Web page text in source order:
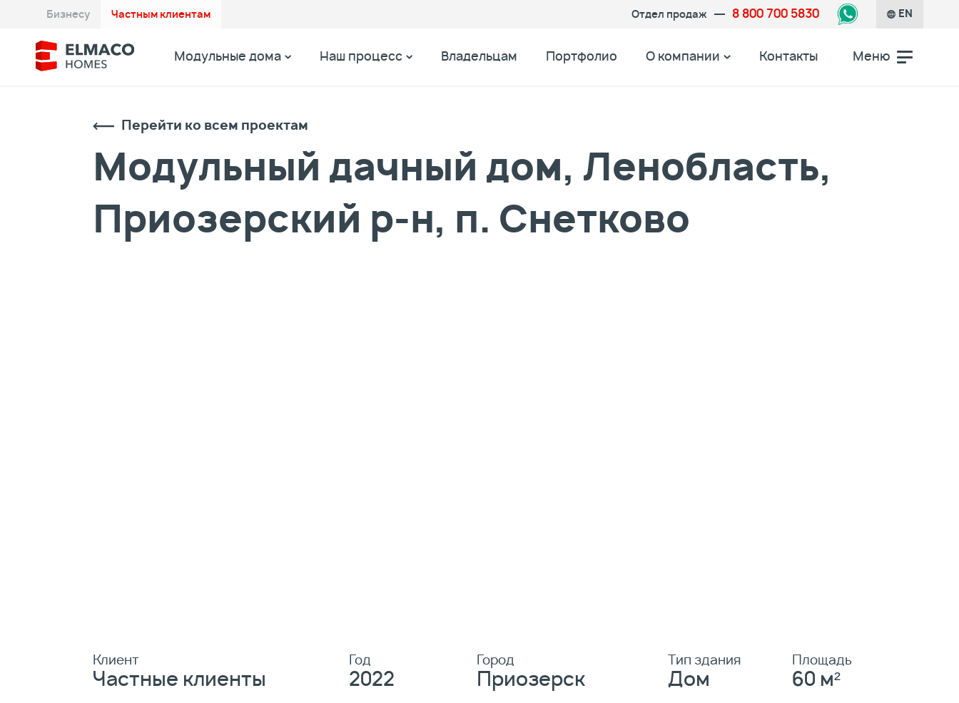
Бизнесу Частным клиентам Отдел продаж 8 800 700 5830 EN
Модульные дома Наш процесс Владельцам Портфолио О компании Контакты Меню
Перейти ко всем проектам
Модульный дачный дом, Ленобласть,
Приозерский р-н, п. Снетково
Клиент
Частные клиенты
Год
2022
Город
Приозерск
Тип здания
Дом
Площадь
60 м²